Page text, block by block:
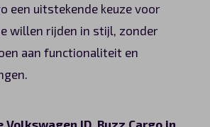
een uitstekende keuze voor
willen rijden in stijl, zonder
aan functionaliteit en
ID. Buzz Cargo in